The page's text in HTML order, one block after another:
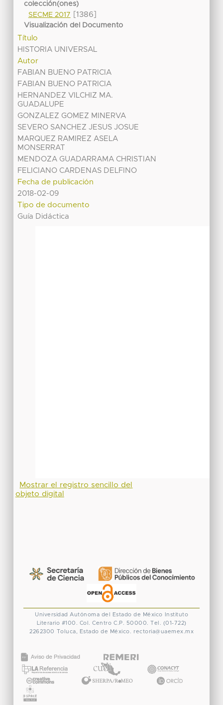
colección(ones)
SECME 2017
[1386]
Visualización del Documento
Título
HISTORIA UNIVERSAL
Autor
FABIAN BUENO PATRICIA
FABIAN BUENO PATRICIA
HERNANDEZ VILCHIZ MA.
GUADALUPE
GONZALEZ GOMEZ MINERVA
SEVERO SANCHEZ JESUS JOSUE
MARQUEZ RAMIREZ ASELA
MONSERRAT
MENDOZA GUADARRAMA CHRISTIAN
FELICIANO CARDENAS DELFINO
Fecha de publicación
2018-02-09
Tipo de documento
Guía Didáctica
Mostrar el registro sencillo del
objeto digital
Universidad Autónoma del Estado de México
Instituto
Literario #100. Col. Centro C.P. 50000. Tel. (01-722)
2262300
Toluca, Estado de México. rectoria@uaemex.mx